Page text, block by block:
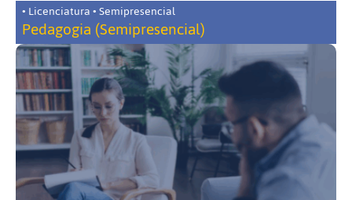
• Licenciatura • Semipresencial
Pedagogia (Semipresencial)